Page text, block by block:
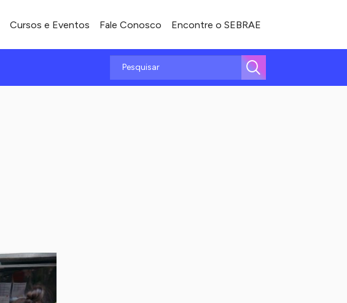
Cursos e Eventos Fale Conosco Encontre o SEBRAE